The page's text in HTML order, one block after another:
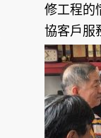
修工程的
協客戶服